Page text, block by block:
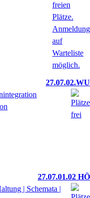
27.07.02.WU
27.07.01.02 HÖ
| Schemata |